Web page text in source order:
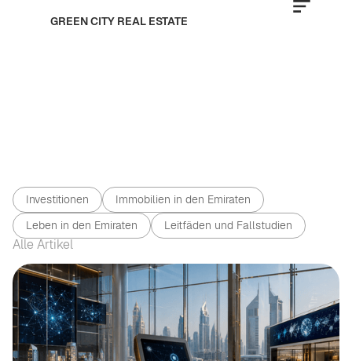
GREEN CITY REAL ESTATE
Investitionen
Immobilien in den Emiraten
Leben in den Emiraten
Leitfäden und Fallstudien
Alle Artikel